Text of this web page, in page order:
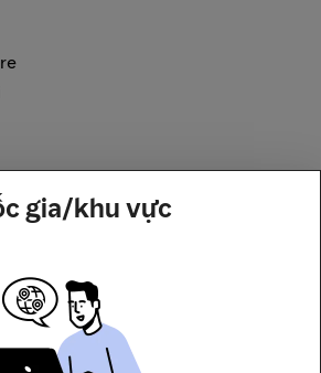
gia/khu vực